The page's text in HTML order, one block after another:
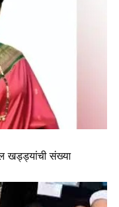
खड्ड्यांची संख्या